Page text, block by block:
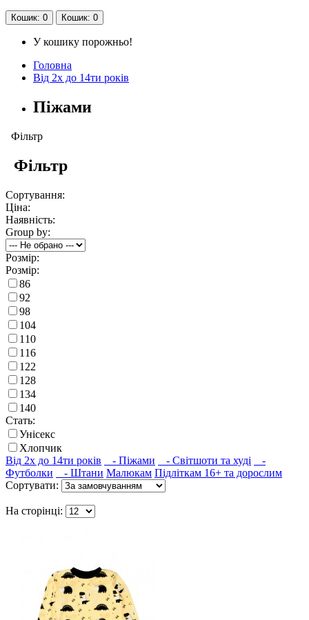
Кошик: 0 Кошик: 0
У кошику порожньо!
Головна
Від 2х до 14ти років
Піжами
Фільтр
Фільтр
Сортування:
Ціна:
Наявність:
Group by:
Розмір:
Розмір:
86
92
98
104
110
116
122
128
134
140
Стать:
Унісекс
Хлопчик
Від 2х до 14ти років
- Піжами - Світшоти та худі
-
Футболки
- Штани Малюкам Підліткам 16+ та дорослим
Сортувати:
На сторінці: